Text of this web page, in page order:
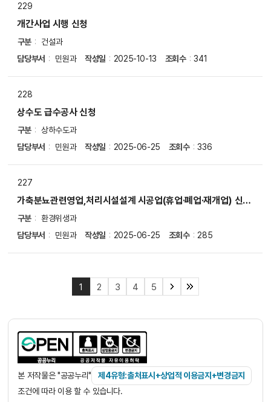
229
개간사업 시행 신청
구분
건설과
담당부서
민원과 작성일 2025-10-13 조회수 341
228
상수도 급수공사 신청
구분
상하수도과
담당부서
민원과 작성일 2025-06-25 조회수 336
227
가축분뇨관련영업,처리시설설계 시공업(휴업·폐업·재개업) 신고
서
구분
환경위생과
담당부서
민원과 작성일 2025-06-25 조회수 285
1 2 3 4 5
본 저작물은 "공공누리"
제4유형:출처표시+상업적 이용금지+변경금지
조건에 따라 이용 할 수 있습니다.